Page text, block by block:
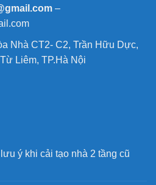
–
Nhà CT2- C2, Trần Hữu Dực,
Liêm, TP.Hà Nội
ý khi cải tạo nhà 2 tầng cũ